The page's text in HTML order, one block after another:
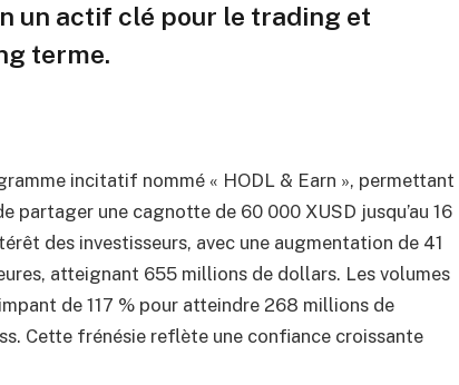
un actif clé pour le trading et
terme.
incitatif nommé « HODL & Earn », permettant
partager une cagnotte de 60 000 XUSD jusqu’au 16
des investisseurs, avec une augmentation de 41
atteignant 655 millions de dollars. Les volumes
de 117 % pour atteindre 268 millions de
Cette frénésie reflète une confiance croissante